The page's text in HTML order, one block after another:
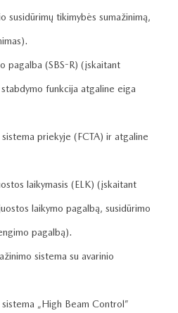
susidūrimų tikimybės sumažinimą,
pagalba (SBS-R) (įskaitant
funkcija atgaline eiga
priekyje (FCTA) ir atgaline
laikymasis (ELK) (įskaitant
laikymo pagalbą, susidūrimo
pagalbą).
sistema su avarinio
„High Beam Control”